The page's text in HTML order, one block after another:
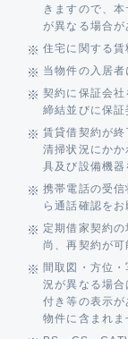
きますので、
が異なる場合が
住宅に関する賃
当物件の入居
契約に保証会
締結並びに保証
賃貸借契約が
清掃状況にか
具及び設備機器
携帯電話の受
ら通話確認をお
定期借家契約
尚、再契約が可
間取図・方位
況が異なる場
付き等の表示
物件に含まれま